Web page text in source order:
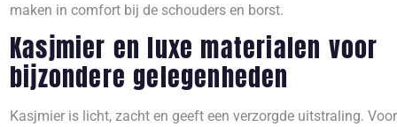
maken in comfort bij de schouders en borst.
Kasjmier en luxe materialen voor
bijzondere gelegenheden
Kasjmier is licht, zacht en geeft een verzorgde uitstraling. Voor